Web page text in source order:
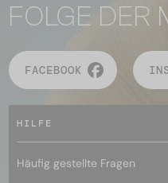
FOLGE DER
FACEBOOK
HILFE
Häufig gestellte Fragen